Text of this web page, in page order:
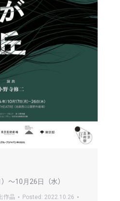
〜10月26日（水）
作品 Posted: 2022.10.26